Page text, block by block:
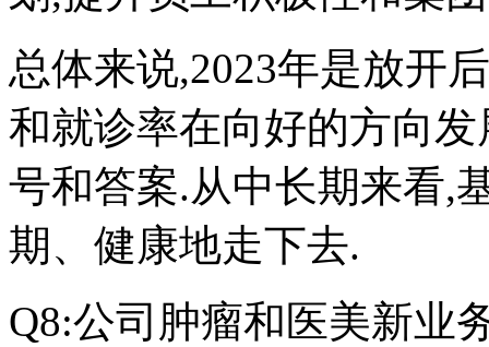
总体来说,2023年是放开
和就诊率在向好的方向
号和答案.从中长期来看,
期、健康地走下去.
Q8:公司肿瘤和医美新业